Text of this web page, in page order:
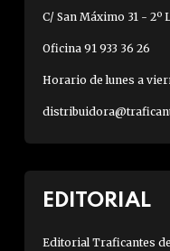
C/ San Máximo 31 - 2º
Oficina 91 933 36 26
Horario de lunes a
EDITORIAL
Editorial Traficantes